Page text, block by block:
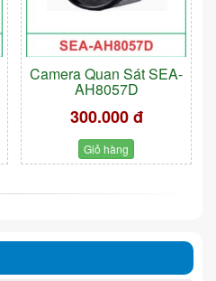
Camera Quan Sát SEA-
AH8057D
300.000 đ
Giỏ hàng